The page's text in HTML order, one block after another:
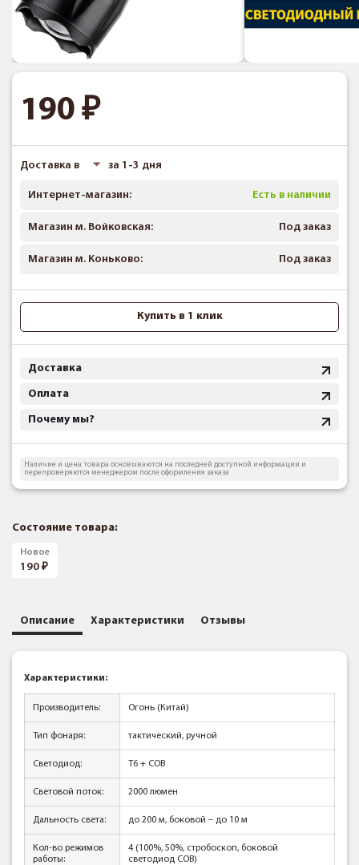
190
Доставка в за 1-3 дня
Интернет-магазин: Есть в наличии
Магазин м. Войковская: Под заказ
Магазин м. Коньково: Под заказ
Купить в 1 клик
Доставка
Оплата
Почему мы?
Наличие и цена товара основываются на последней доступной информации и
перепроверяются менеджером после оформления заказа
Состояние товара:
Новое
190
Описание Характеристики Отзывы
Характеристики:
Производитель: Огонь (Китай)
Тип фонаря: тактический, ручной
Светодиод: T6 + COB
Световой поток: 2000 люмен
Дальность света: до 200 м, боковой – до 10 м
Кол-во режимов
работы:
4 (100%, 50%, стробоскоп, боковой
светодиод COB)